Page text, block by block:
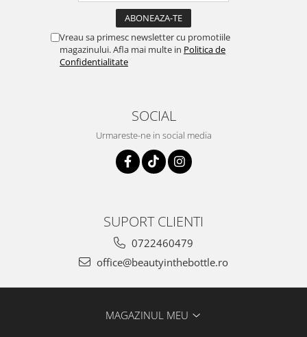
Vreau sa primesc newsletter cu promotiile
magazinului. Afla mai multe in Politica de
Confidentialitate
SOCIAL
Urmareste-ne in social media
SUPORT CLIENTI
0722460479
office@beautyinthebottle.ro
MAGAZINUL MEU